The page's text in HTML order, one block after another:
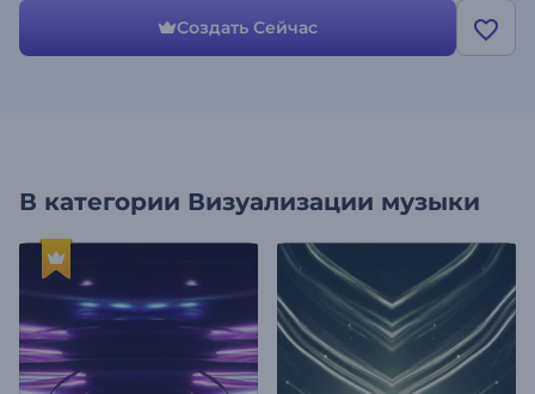
Создать Сейчас
В категории Визуализации музыки